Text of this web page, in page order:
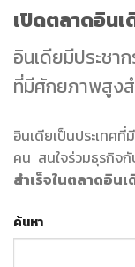
เปิดตลาดอินเ
อินเดียมีประชา
ที่มีศักยภาพสูง
อินเดียเป็นประเทศ
คน สนใจร่วมธุรกิจกั
สำเร็จในตลาดอินเ
ค้นหา